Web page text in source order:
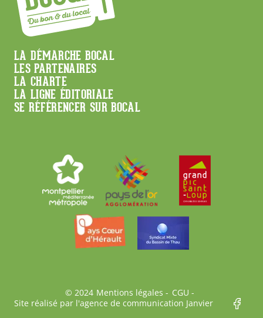
Menu
Footer
LA DÉMARCHE BOCAL
LES PARTENAIRES
LA CHARTE
LA LIGNE ÉDITORIALE
SE RÉFÉRENCER SUR BOCAL
Bas © 2024 Mentions légales
CGU
Site réalisé par l'agence de communication Janvier